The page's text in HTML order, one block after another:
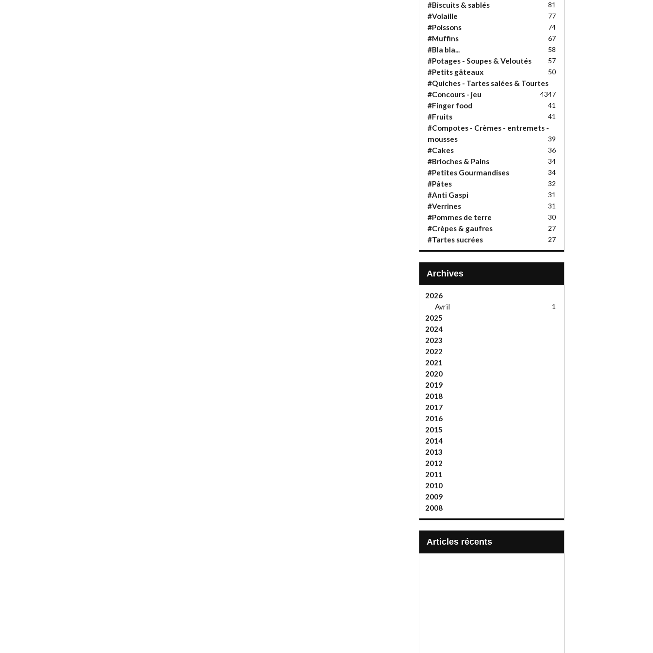
#Biscuits & sablés 81
#Volaille 77
#Poissons 74
#Muffins 67
#Bla bla... 58
#Potages - Soupes & Veloutés 57
#Petits gâteaux 50
#Quiches - Tartes salées & Tourtes
47
#Concours - jeu 43
#Finger food 41
#Fruits 41
#Compotes - Crèmes - entremets -
mousses
39
#Cakes 36
#Brioches & Pains 34
#Petites Gourmandises 34
#Pâtes 32
#Anti Gaspi 31
#Verrines 31
#Pommes de terre 30
#Crèpes & gaufres 27
#Tartes sucrées 27
Archives
2026
Avril
1
2025
2024
2023
2022
2021
2020
2019
2018
2017
2016
2015
2014
2013
2012
2011
2010
2009
2008
articles récents